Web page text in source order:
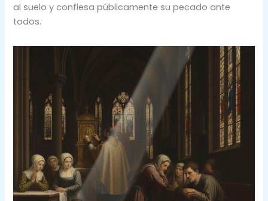
al suelo y confiesa públicamente su pecado ante
todos.